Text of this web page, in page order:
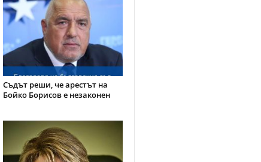
Съдът реши, че арестът на
Бойко Борисов е незаконен